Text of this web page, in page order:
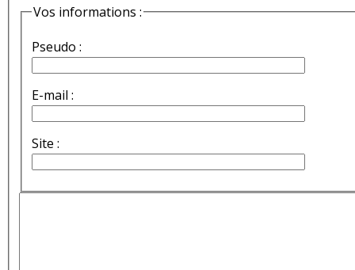
Vos informations :
Pseudo :
E-mail :
Site :